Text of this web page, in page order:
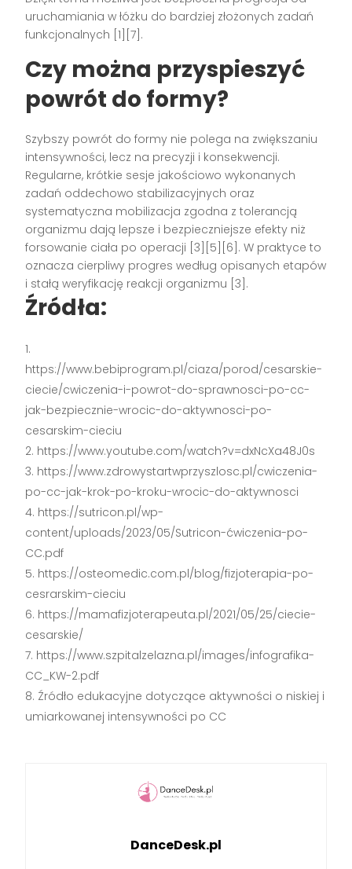
uruchamiania w łóżku do bardziej złożonych zadań
funkcjonalnych [1][7].
Czy można przyspieszyć
powrót do formy?
Szybszy powrót do formy nie polega na zwiększaniu
intensywności, lecz na precyzji i konsekwencji.
Regularne, krótkie sesje jakościowo wykonanych
zadań oddechowo stabilizacyjnych oraz
systematyczna mobilizacja zgodna z tolerancją
organizmu dają lepsze i bezpieczniejsze efekty niż
forsowanie ciała po operacji [3][5][6]. W praktyce to
oznacza cierpliwy progres według opisanych etapów
i stałą weryfikację reakcji organizmu [3].
Źródła:
https://www.bebiprogram.pl/ciaza/porod/cesarskie-
ciecie/cwiczenia-i-powrot-do-sprawnosci-po-cc-
jak-bezpiecznie-wrocic-do-aktywnosci-po-
cesarskim-cieciu
https://www.youtube.com/watch?v=dxNcXa48J0s
https://www.zdrowystartwprzyszlosc.pl/cwiczenia-
po-cc-jak-krok-po-kroku-wrocic-do-aktywnosci
https://sutricon.pl/wp-
content/uploads/2023/05/Sutricon-ćwiczenia-po-
CC.pdf
https://osteomedic.com.pl/blog/fizjoterapia-po-
cesrarskim-cieciu
https://mamafizjoterapeuta.pl/2021/05/25/ciecie-
cesarskie/
https://www.szpitalzelazna.pl/images/infografika-
CC_KW-2.pdf
Źródło edukacyjne dotyczące aktywności o niskiej i
umiarkowanej intensywności po CC
DanceDesk.pl